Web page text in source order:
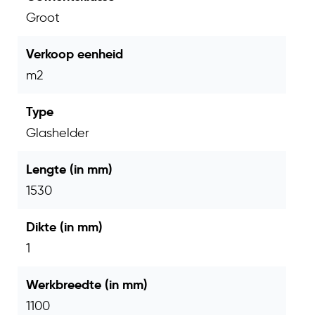
Afmetingen
Lichttransmissie
UV-
Kleur
Verkoopeenheid 1 plaat
Let op:
Groot
Verkoop eenheid
m2
Type
Glashelder
Lengte (in mm)
1530
Dikte (in mm)
1
Werkbreedte (in mm)
1100